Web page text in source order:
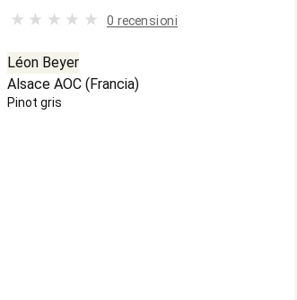
0 recensioni
Léon Beyer
Alsace AOC (Francia)
Pinot gris